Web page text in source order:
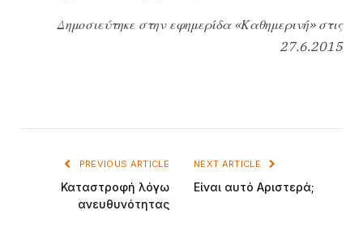
Δημοσιεύτηκε στην εφημερίδα «Καθημερινή» στις
27.6.2015
PREVIOUS ARTICLE
Καταστροφή λόγω
ανευθυνότητας
NEXT ARTICLE
Είναι αυτό Αριστερά;